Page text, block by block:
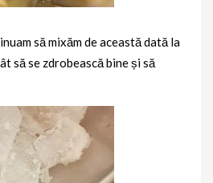
să mixăm de această dată la
să se zdrobească bine și să